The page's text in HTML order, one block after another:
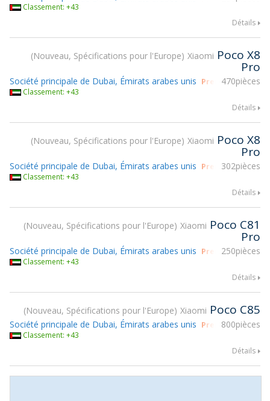
Classement: +43
Détails
Nouveau, Spécifications pour l'Europe Xiaomi Poco X8
Pro
470pièces
Société principale de Dubai, Émirats arabes unis Prendre part à
Classement: +43
Détails
Nouveau, Spécifications pour l'Europe Xiaomi Poco X8
Pro
302pièces
Société principale de Dubai, Émirats arabes unis Prendre part à
Classement: +43
Détails
Nouveau, Spécifications pour l'Europe Xiaomi Poco C81
Pro
250pièces
Société principale de Dubai, Émirats arabes unis Prendre part à
Classement: +43
Détails
Nouveau, Spécifications pour l'Europe Xiaomi Poco C85
800pièces
Société principale de Dubai, Émirats arabes unis Prendre part à
Classement: +43
Détails